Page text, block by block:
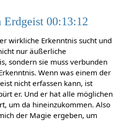
Erdgeist 00:13:12
wirkliche Erkenntnis sucht und
nur äußerliche
sondern sie muss verbunden
Wenn was einem der
nicht erfassen kann, ist
er. Und er hat alle möglichen
um da hineinzukommen. Also
der Magie ergeben, um